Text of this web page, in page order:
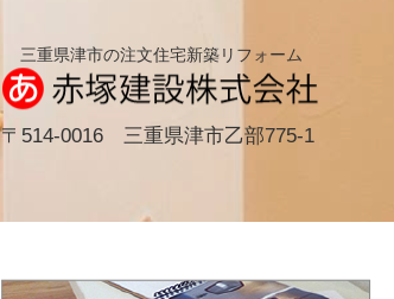
三重県津市の注文住宅新築リフォーム
〒514-0016 三重県津市乙部775-1